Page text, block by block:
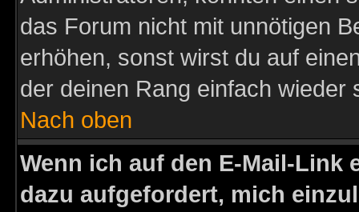
das Forum nicht mit unnötigen
erhöhen, sonst wirst du auf
der deinen Rang einfach wieder
Nach oben
Wenn ich auf den E-Mail-Link
dazu aufgefordert, mich